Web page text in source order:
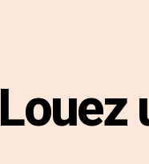
Louez